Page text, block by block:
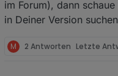
im Forum), dann
in Deiner Version
M 2 Antworten Letzte